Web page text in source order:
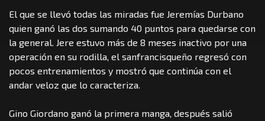
El que se llevó todas las miradas fue Jeremías Durbano
quien ganó las dos sumando 40 puntos para quedarse con
la general. Jere estuvo más de 8 meses inactivo por una
operación en su rodilla, el sanfrancisqueño regresó con
pocos entrenamientos y mostró que continúa con el
andar veloz que lo caracteriza.
Gino Giordano ganó la primera manga, después salió